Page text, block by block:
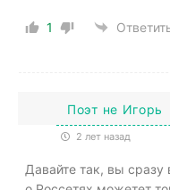
1
Поэт не Игорь
2 лет назад
Давайте так, вы